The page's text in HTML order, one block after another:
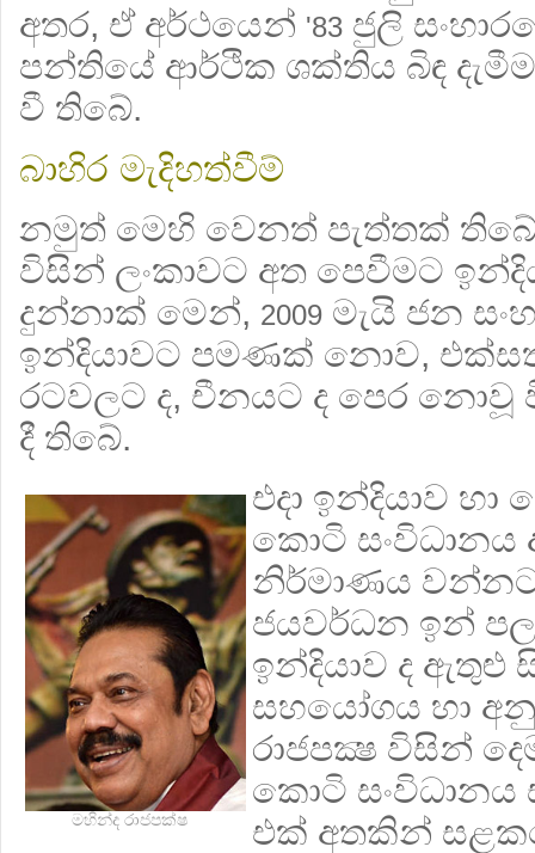
අතර, ඒ අර්ථයෙන් '83 ජුලි
පන්තියේ ආර්ථික ශක්තිය බිඳ
වී තිබේ.
බාහිර මැදිහත්වීම්
නමුත් මෙහි වෙනත් පැත්තක්
විසින් ලංකාවට අත පෙවීමට
දුන්නාක් මෙන්, 2009 මැයි ජන
ඉන්දියාවට පමණක් නොව,
රටවලට ද, චීනයට ද පෙර නොවූ
දී තිබේ.
මහින්ද රාජපක්ෂ
එදා ඉන්දියාව
කොටි සංවිධානය
නිර්මාණය වන්නට
ජයවර්ධන ඉන්
ඉන්දියාව ද ඇතුළු
සහයෝගය හා
රාජපක්‍ෂ විසින්
කොටි සංවිධානය
එක් අතකින්